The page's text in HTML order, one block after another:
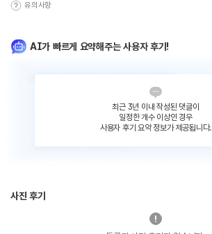
유의사항
AI가 빠르게 요약해주는 사용자 후기!
최근 3년 이내 작성된 댓글이
일정한 개수 이상인 경우
사용자 후기 요약 정보가 제공됩니다.
사진 후기